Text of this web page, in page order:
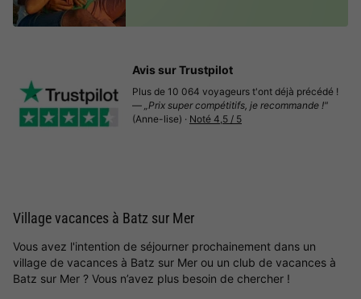
Avis sur Trustpilot
Plus de 10 064 voyageurs t'ont déjà précédé !
— „Prix super compétitifs, je recommande !"
(Anne-lise) · Noté 4,5 / 5
Village vacances à Batz sur Mer
Vous avez l'intention de séjourner prochainement dans un
village de vacances à Batz sur Mer ou un club de vacances à
Batz sur Mer ? Vous n’avez plus besoin de chercher !